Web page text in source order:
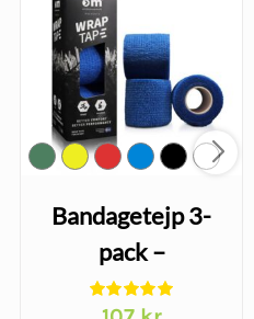
Bandagetejp 3-
pack –
självhäftande